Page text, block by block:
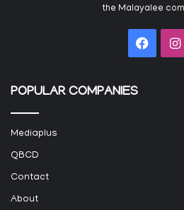
the Malayalee
POPULAR COMPANIES
Mediaplus
QBCD
Contact
About